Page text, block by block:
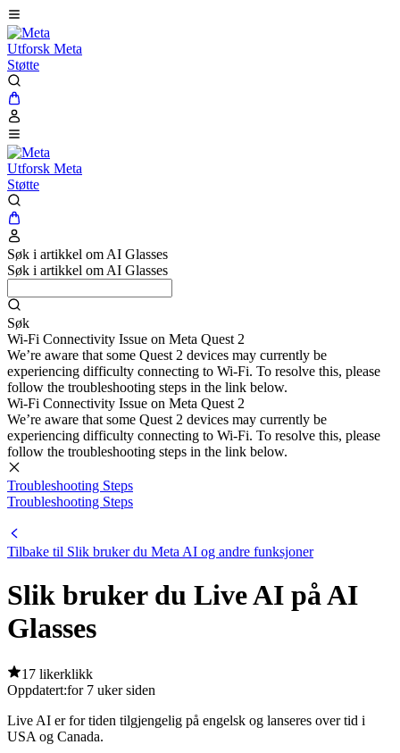
Utforsk Meta
Støtte
Utforsk Meta
Støtte
Søk i artikkel om AI Glasses
Søk i artikkel om AI Glasses
Søk
Wi-Fi Connectivity Issue on Meta Quest 2
We’re aware that some Quest 2 devices may currently be
experiencing difficulty connecting to Wi-Fi. To resolve this, please
follow the troubleshooting steps in the link below.
Wi-Fi Connectivity Issue on Meta Quest 2
We’re aware that some Quest 2 devices may currently be
experiencing difficulty connecting to Wi-Fi. To resolve this, please
follow the troubleshooting steps in the link below.
Troubleshooting Steps
Troubleshooting Steps
Tilbake til Slik bruker du Meta AI og andre funksjoner
Slik bruker du Live AI på AI
Glasses
17 likerklikk
Oppdatert:for 7 uker siden
Live AI er for tiden tilgjengelig på engelsk og lanseres over tid i
USA og Canada.